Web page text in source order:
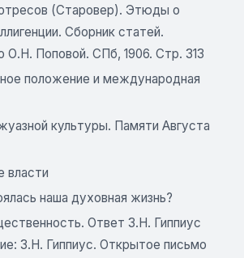
(Старовер). Этюды о
Сборник статей.
О.Н. Поповой. СПб, 1906. Стр. 313
положение и международная
культуры. Памяти Августа
власти
наша духовная жизнь?
Ответ З.Н. Гиппиус
З.Н. Гиппиус. Открытое письмо